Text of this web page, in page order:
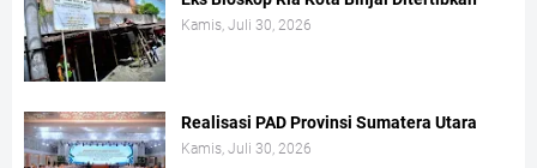
Kamis, Juli 30, 2026
Realisasi PAD Provinsi Sumatera Utara
Kamis, Juli 30, 2026